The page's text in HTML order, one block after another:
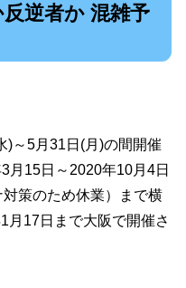
逆者か 混雑予
)～5月31日(月)の間開催
月15日～2020年10月4日
対策のため休業）まで横
月17日まで大阪で開催さ